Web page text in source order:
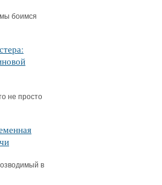
боимся
не просто
в